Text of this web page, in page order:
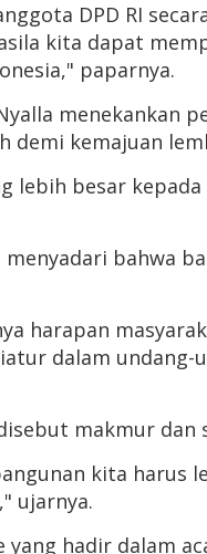
DPD RI
kita dapat
paparnya.
kemajuan
lebih besar
bahwa
harapan
dalam
makmur
kita harus
ujarnya.
hadir dalam